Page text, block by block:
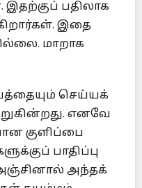
இதற்குப் பதிலாக
இதை
மாறாக
செய்யக்
எனவே
குளிப்பை
பாதிப்பு
அந்தக்